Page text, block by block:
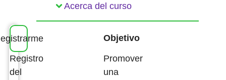
Acerca del curso
Objetivo
Promover
una
Registro
del